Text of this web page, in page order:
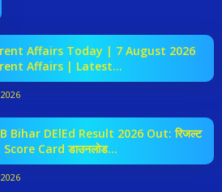
Affairs Today | 7 August 2026
Affairs | Latest...
Bihar DElEd Result 2026 Out: रिजल्ट
Score Card डाउनलोड...